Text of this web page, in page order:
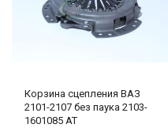
Корзина сцепления ВАЗ
2101-2107 без паука 2103-
1601085 AT